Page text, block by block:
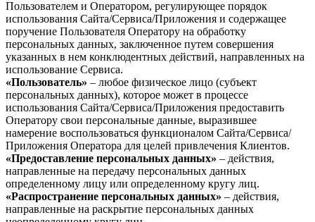
Пользователем и Оператором, регулирующее порядок
использования Сайта/Сервиса/Приложения и содержащее
поручение Пользователя Оператору на обработку
персональных данных, заключенное путем совершения
указанных в нем конклюдентных действий, направленных на
использование Сервиса.
«Пользователь» – любое физическое лицо (субъект
персональных данных), которое может в процессе
использования Сайта/Сервиса/Приложения предоставить
Оператору свои персональные данные, выразившее
намерение воспользоваться функционалом Сайта/Сервиса/
Приложения Оператора для целей привлечения Клиентов.
«Предоставление персональных данных» – действия,
направленные на передачу персональных данных
определенному лицу или определенному кругу лиц.
«Распространение персональных данных» – действия,
направленные на раскрытие персональных данных